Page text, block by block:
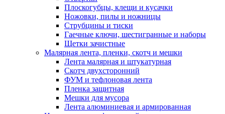
Плоскогубцы, клещи и кусачки
Ножовки, пилы и ножницы
Струбцины и тиски
Гаечные ключи, шестигранные и наборы
Щетки зачистные
Малярная лента, пленки, скотч и мешки
Лента малярная и штукатурная
Скотч двухсторонний
ФУМ и тефлоновая лента
Пленка защитная
Мешки для мусора
Лента алюминиевая и армированная